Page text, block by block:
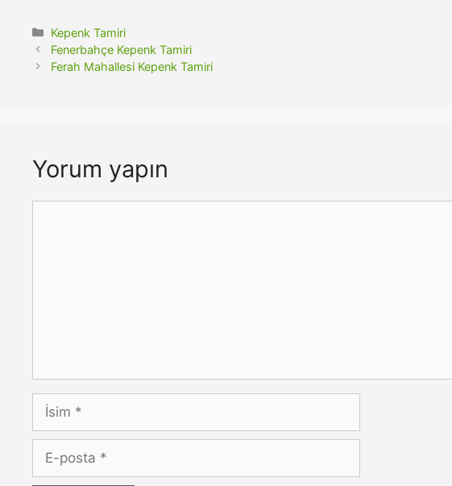
Kategoriler
Kepenk Tamiri
Fenerbahçe Kepenk Tamiri
Ferah Mahallesi Kepenk Tamiri
Yorum yapın
İsim
posta